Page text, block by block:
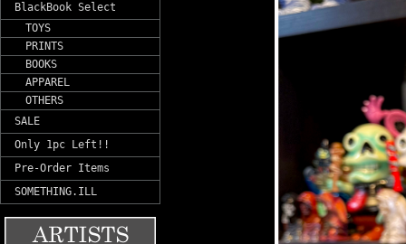
BlackBook Select
TOYS
PRINTS
BOOKS
APPAREL
OTHERS
SALE
Only 1pc Left!!
Pre-Order Items
SOMETHING.ILL